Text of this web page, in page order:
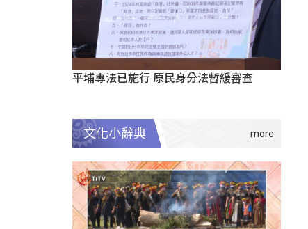
平埔專法已施行 原民身分法暫緩審查
文化小辭典